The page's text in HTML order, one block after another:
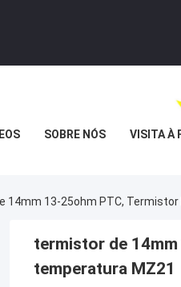
SOBRE NÓS VISITA À
14mm 13-25ohm PTC,
termistor de
temperatura MZ21